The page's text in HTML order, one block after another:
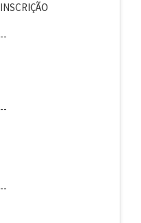
INSCRIÇÃO
--
--
--